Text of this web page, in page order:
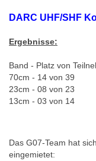
DARC UHF/SHF
Ergebnisse:
Band - Platz von
70cm - 14 von 39
23cm - 08 von 23
13cm - 03 von 14
Das G07-Team hat
eingemietet: